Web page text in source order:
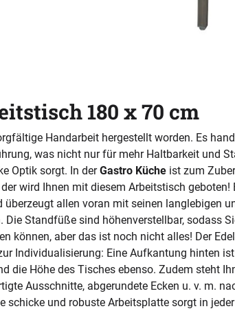
180 x 70 cm
Handarbeit hergestellt worden. Es
was nicht nur für mehr Haltbarkeit und
Optik sorgt. In derGastro Küche ist zum
wird Ihnen mit diesem Arbeitstisch geboten!
überzeugt allen voran mit seinen langlebigen
Die Standfüße sind höhenverstellbar, sodass
können, aber das ist noch nicht alles! Der
Individualisierung: Eine Aufkantung hinten
die Höhe des Tisches ebenso. Zudem steht
Ausschnitte, abgerundete Ecken u. v. m.
schicke und robuste Arbeitsplatte sorgt in